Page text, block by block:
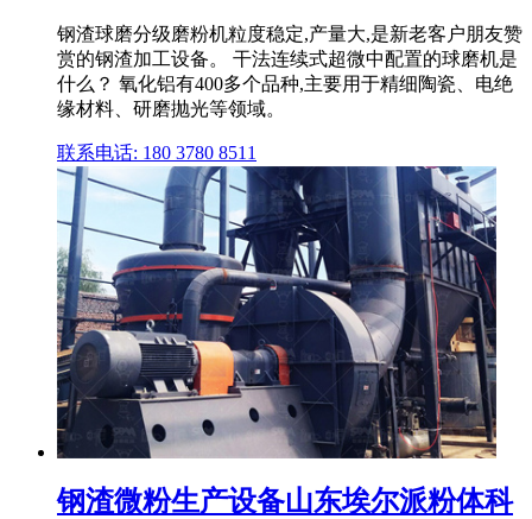
钢渣球磨分级磨粉机粒度稳定,产量大,是新老客户朋友赞
赏的钢渣加工设备。 干法连续式超微中配置的球磨机是
什么？ 氧化铝有400多个品种,主要用于精细陶瓷、电绝
缘材料、研磨抛光等领域。
联系电话: 180 3780 8511
钢渣微粉生产设备山东埃尔派粉体科